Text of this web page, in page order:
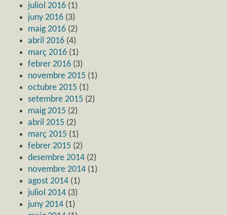
juliol 2016 (1)
juny 2016 (3)
maig 2016 (2)
abril 2016 (4)
març 2016 (1)
febrer 2016 (3)
novembre 2015 (1)
octubre 2015 (1)
setembre 2015 (2)
maig 2015 (2)
abril 2015 (2)
març 2015 (1)
febrer 2015 (2)
desembre 2014 (2)
novembre 2014 (1)
agost 2014 (1)
juliol 2014 (3)
juny 2014 (1)